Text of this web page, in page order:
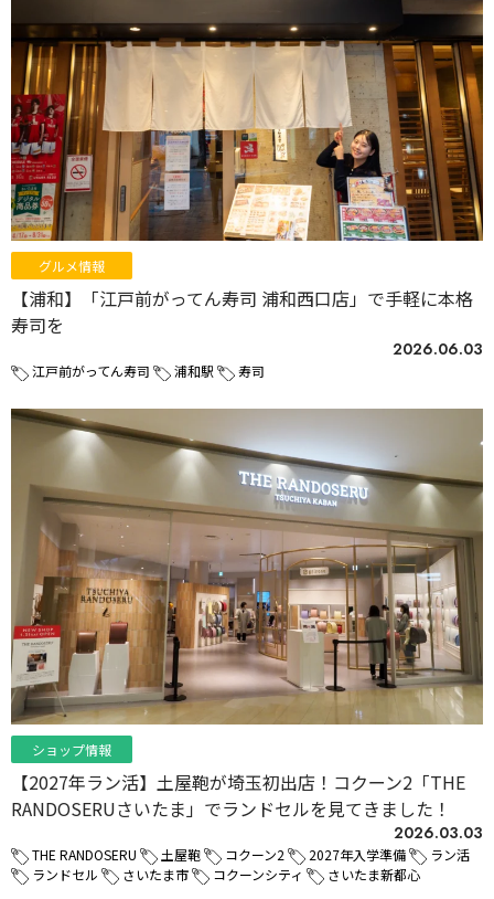
グルメ情報
【浦和】「江戸前がってん寿司 浦和西口店」で手軽に本格
寿司を
2026.06.03
江戸前がってん寿司 浦和駅 寿司
ショップ情報
【2027年ラン活】土屋鞄が埼玉初出店！コクーン2「THE
RANDOSERUさいたま」でランドセルを見てきました！
2026.03.03
THE RANDOSERU 土屋鞄 コクーン2 2027年入学準備
ラン活
ランドセル
さいたま市 コクーンシティ さいたま新都心